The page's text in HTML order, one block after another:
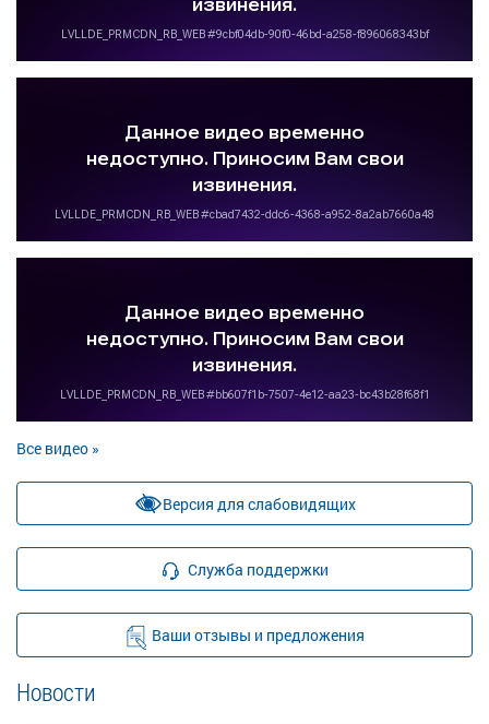
Все видео »
Версия для слабовидящих
Служба поддержки
Ваши отзывы и предложения
Новости